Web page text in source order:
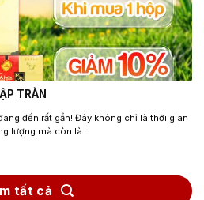
TRÀN
đến rất gần! Đây không chỉ là thời gian
lượng mà còn là...
tất cả